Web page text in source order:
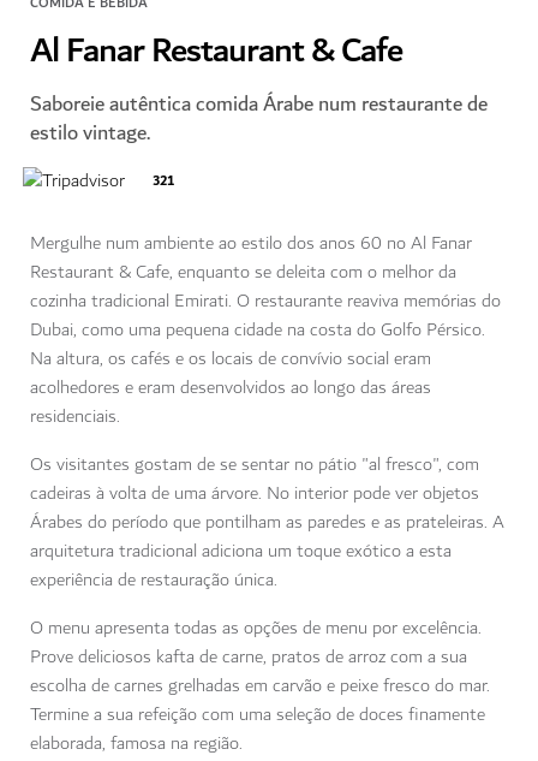
Al Fanar Restaurant & Cafe
Saboreie autêntica comida Árabe num restaurante de
estilo vintage.
321
Mergulhe num ambiente ao estilo dos anos 60 no Al Fanar
Restaurant & Cafe, enquanto se deleita com o melhor da
cozinha tradicional Emirati. O restaurante reaviva memórias do
Dubai, como uma pequena cidade na costa do Golfo Pérsico.
Na altura, os cafés e os locais de convívio social eram
acolhedores e eram desenvolvidos ao longo das áreas
residenciais.
Os visitantes gostam de se sentar no pátio "al fresco", com
cadeiras à volta de uma árvore. No interior pode ver objetos
Árabes do período que pontilham as paredes e as prateleiras. A
arquitetura tradicional adiciona um toque exótico a esta
experiência de restauração única.
O menu apresenta todas as opções de menu por excelência.
Prove deliciosos kafta de carne, pratos de arroz com a sua
escolha de carnes grelhadas em carvão e peixe fresco do mar.
Termine a sua refeição com uma seleção de doces finamente
elaborada, famosa na região.